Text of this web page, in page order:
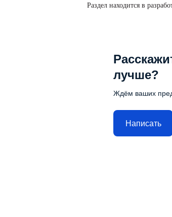
Раздел находится в
лучше?
Ждём ваших
Написать